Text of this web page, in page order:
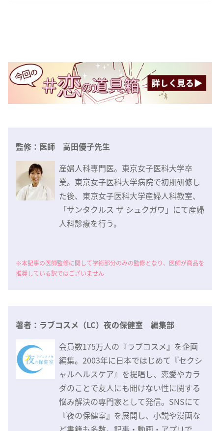
監修：医師 高田優子先生
産婦人科専門医。東京女子医科大学卒
業。東京女子医科大学病院で初期研修し
た後、東京女子医科大学産婦人科教室、
「サンタクルス ザ シュクガワ」にて産婦
人科診療を行う。
※本記事の医師監修に関して学術部分のみの監修となり、医師が商品を
推奨している訳ではございません
著者：ラブコスメ（LC）夜の保健室 編集部
会員数175万人の『ラブコスメ』を企画
編集。2003年に日本ではじめて『セクシ
ャルヘルスケア』を提唱し、恋愛やカラ
ダのことで友人にも聞けない性に関する
悩み解決の専門家として発信。SNSにて
『夜の保健室』を展開し、小説や漫画な